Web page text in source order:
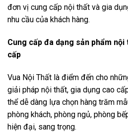
đơn vị cung cấp nội thất và gia
nhu cầu của khách hàng.
Cung cấp đa dạng sản phẩm nội
cấp
Vua Nội Thất là điểm đến cho
giải pháp nội thất, gia dụng cao
thể dễ dàng lựa chọn hàng trăm
phòng khách, phòng ngủ, phòng
hiện đại, sang trọng.